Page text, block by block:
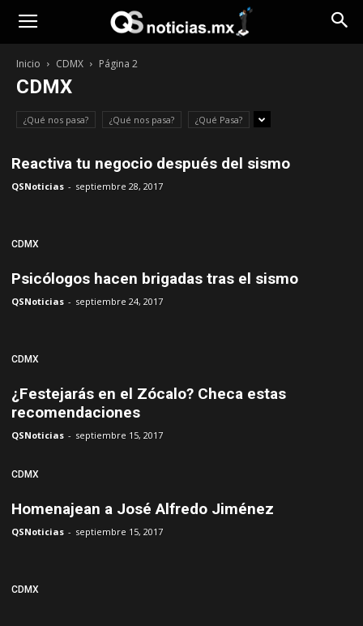
Inicio CDMX Página 2
CDMX
¿Qué nos pasa? ¿Qué nos pasa? ¿Qué Pasa?
CDMX
Reactiva tu negocio después del sismo
QSNoticias - septiembre 28, 2017
CDMX
Psicólogos hacen brigadas tras el sismo
QSNoticias - septiembre 24, 2017
CDMX
¿Festejarás en el Zócalo? Checa estas
recomendaciones
QSNoticias - septiembre 15, 2017
CDMX
Homenajean a José Alfredo Jiménez
QSNoticias - septiembre 15, 2017